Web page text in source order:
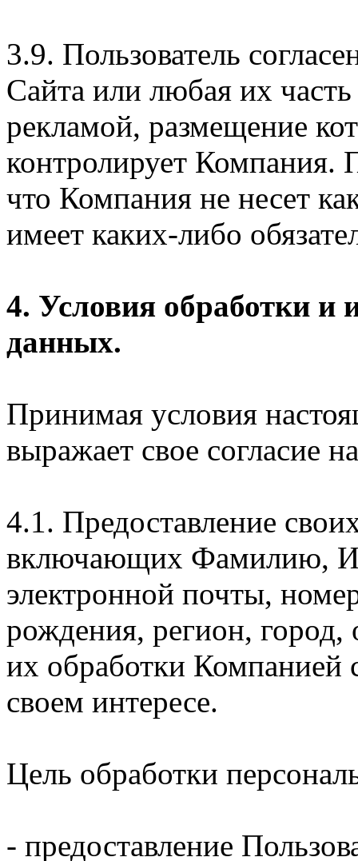
3.9. Пользователь
Сайта или любая их
рекламой, размещение
контролирует Компания.
что Компания не несет
имеет каких-либо
4. Условия обработки и
данных.
Принимая условия
выражает свое согласие
4.1. Предоставление
включающих Фамилию,
электронной почты,
рождения, регион,
их обработки Компанией
своем интересе.
Цель обработки
- предоставление